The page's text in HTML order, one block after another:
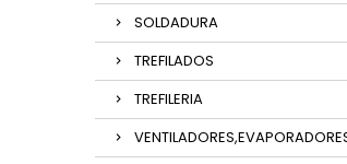
SOLDADURA
TREFILADOS
TREFILERIA